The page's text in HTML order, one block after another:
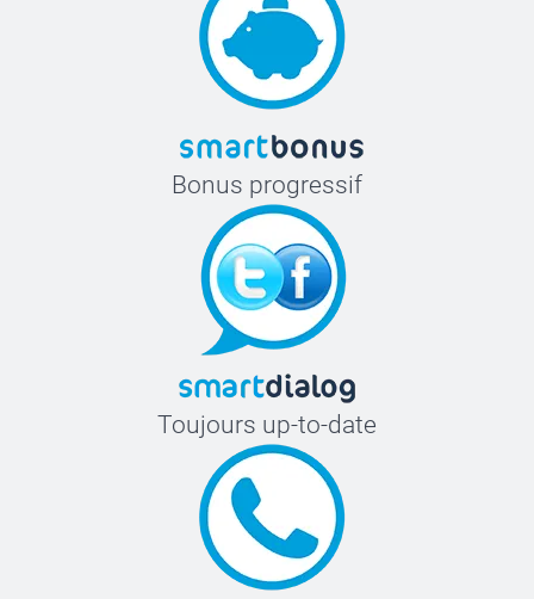
Bonus progressif
Toujours up-to-date